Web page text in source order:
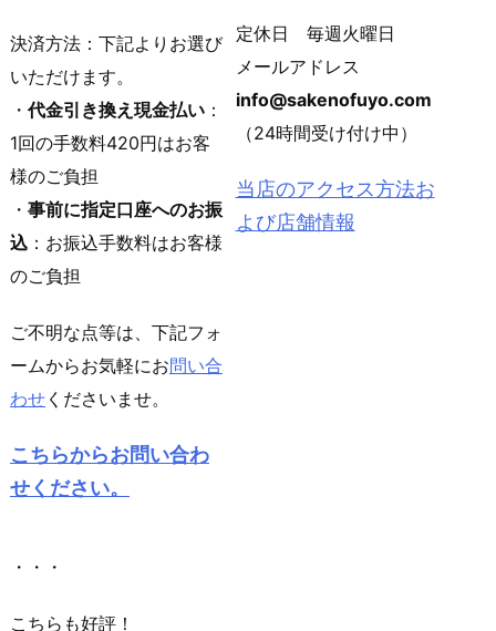
決済方法：下記よりお選び
いただけます。
・ 代金引き換え現金払い ：
1回の手数料420円はお客
様のご負担
・ 事前に指定口座へのお振
込 ：お振込手数料はお客様
のご負担
ご不明な点等は、下記フォ
ームからお気軽にお問い合
わせ くださいませ。
こちらからお問い合わ
せください。
定休日 毎週火曜日
メールアドレス
info@sakenofuyo.com
（24時間受け付け中）
当店のアクセス方法お
よび店舗情報
・・・
こちらも好評！